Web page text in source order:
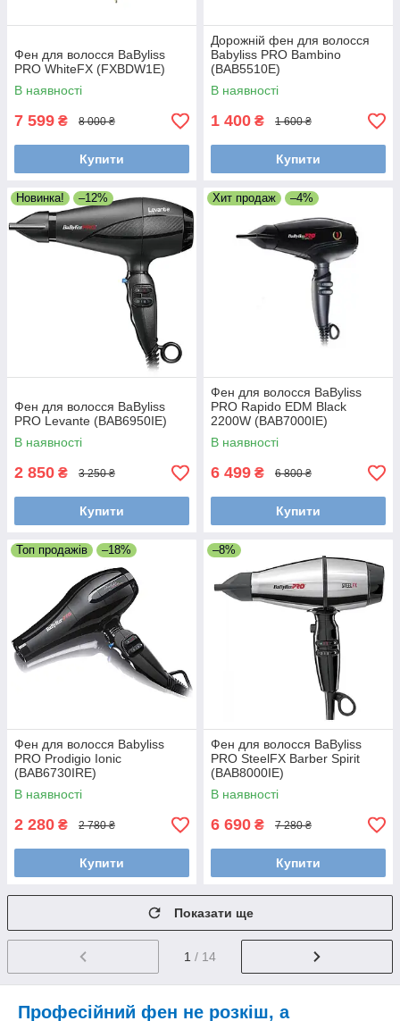
Фен для волосся BaByliss
PRO WhiteFX (FXBDW1E)
В наявності
7 599 ₴ 8 000 ₴
Купити
Дорожній фен для волосся
Babyliss PRO Bambino
(BAB5510E)
В наявності
1 400 ₴ 1 600 ₴
Купити
Новинка! –12%
Фен для волосся BaByliss
PRO Levante (BAB6950IE)
В наявності
2 850 ₴ 3 250 ₴
Купити
Хит продаж –4%
Фен для волосся BaByliss
PRO Rapido EDM Black
2200W (BAB7000IE)
В наявності
6 499 ₴ 6 800 ₴
Купити
Топ продажів –18%
Фен для волосся Babyliss
PRO Prodigio Ionic
(BAB6730IRE)
В наявності
2 280 ₴ 2 780 ₴
Купити
–8%
Фен для волосся BaByliss
PRO SteelFX Barber Spirit
(BAB8000IE)
В наявності
6 690 ₴ 7 280 ₴
Купити
Показати ще
1 / 14
Професійний фен не розкіш, а